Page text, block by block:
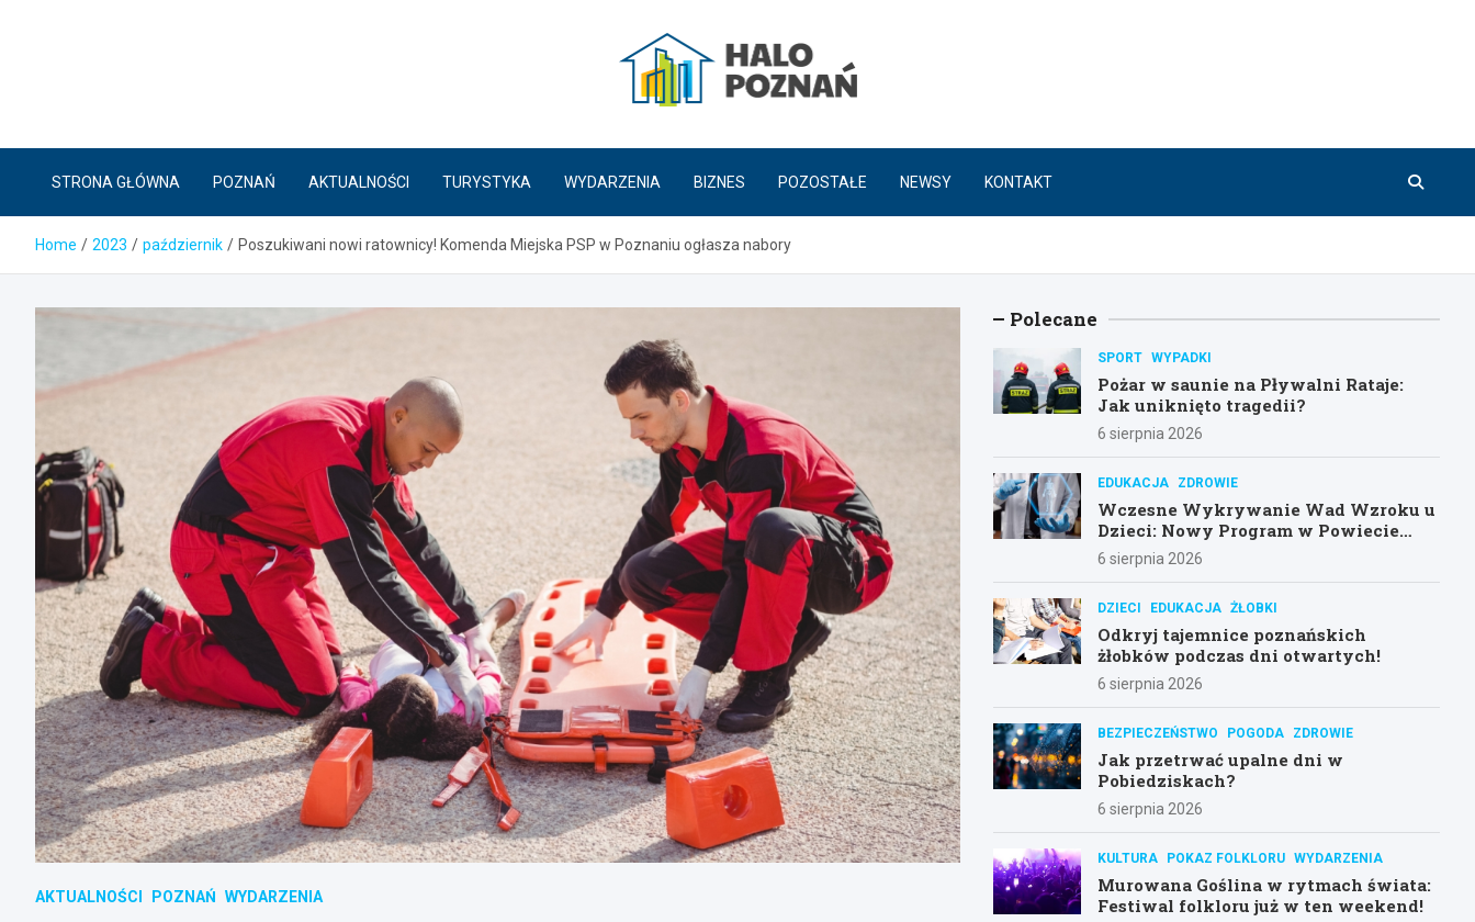
HaloPoznań.pl
STRONA GŁÓWNA POZNAŃ AKTUALNOŚCI TURYSTYKA WYDARZENIA BIZNES POZOSTAŁE NEWSY KONTAKT
Home 2023 październik Poszukiwani nowi ratownicy! Komenda Miejska PSP w Poznaniu ogłasza nabory
AKTUALNOŚCI POZNAŃ WYDARZENIA
Polecane
SPORT WYPADKI
Pożar w saunie na Pływalni Rataje:
Jak uniknięto tragedii?
6 sierpnia 2026
EDUKACJA ZDROWIE
Wczesne Wykrywanie Wad Wzroku u
Dzieci: Nowy Program w Powiecie
Poznańskim
6 sierpnia 2026
DZIECI EDUKACJA ŻŁOBKI
Odkryj tajemnice poznańskich
żłobków podczas dni otwartych!
6 sierpnia 2026
BEZPIECZEŃSTWO POGODA ZDROWIE
Jak przetrwać upalne dni w
Pobiedziskach?
6 sierpnia 2026
KULTURA POKAZ FOLKLORU WYDARZENIA
Murowana Goślina w rytmach świata:
Festiwal folkloru już w ten weekend!